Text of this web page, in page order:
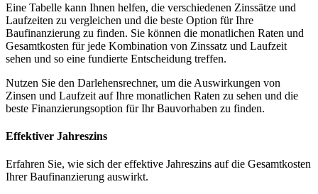
Eine Tabelle kann Ihnen helfen, die verschiedenen Zinssätze und
Laufzeiten zu vergleichen und die beste Option für Ihre
Baufinanzierung zu finden. Sie können die monatlichen Raten und
Gesamtkosten für jede Kombination von Zinssatz und Laufzeit
sehen und so eine fundierte Entscheidung treffen.
Nutzen Sie den Darlehensrechner, um die Auswirkungen von
Zinsen und Laufzeit auf Ihre monatlichen Raten zu sehen und die
beste Finanzierungsoption für Ihr Bauvorhaben zu finden.
Effektiver Jahreszins
Erfahren Sie, wie sich der effektive Jahreszins auf die Gesamtkosten
Ihrer Baufinanzierung auswirkt.